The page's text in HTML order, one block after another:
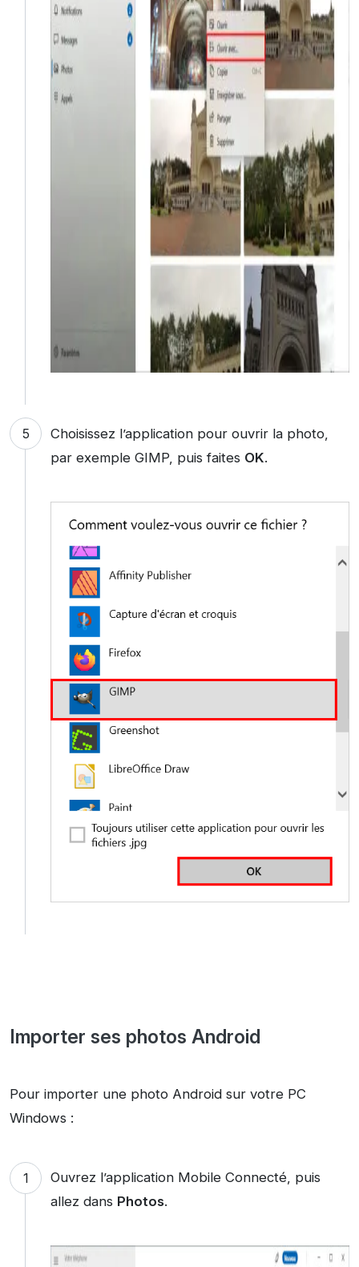
Choisissez l’application pour ouvrir la photo,
par exemple GIMP, puis faites OK.
Importer ses photos Android
Pour importer une photo Android sur votre PC
Windows :
Ouvrez l’application Mobile Connecté, puis
allez dans Photos.